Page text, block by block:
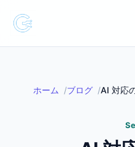
ホーム ブログ AI 対応